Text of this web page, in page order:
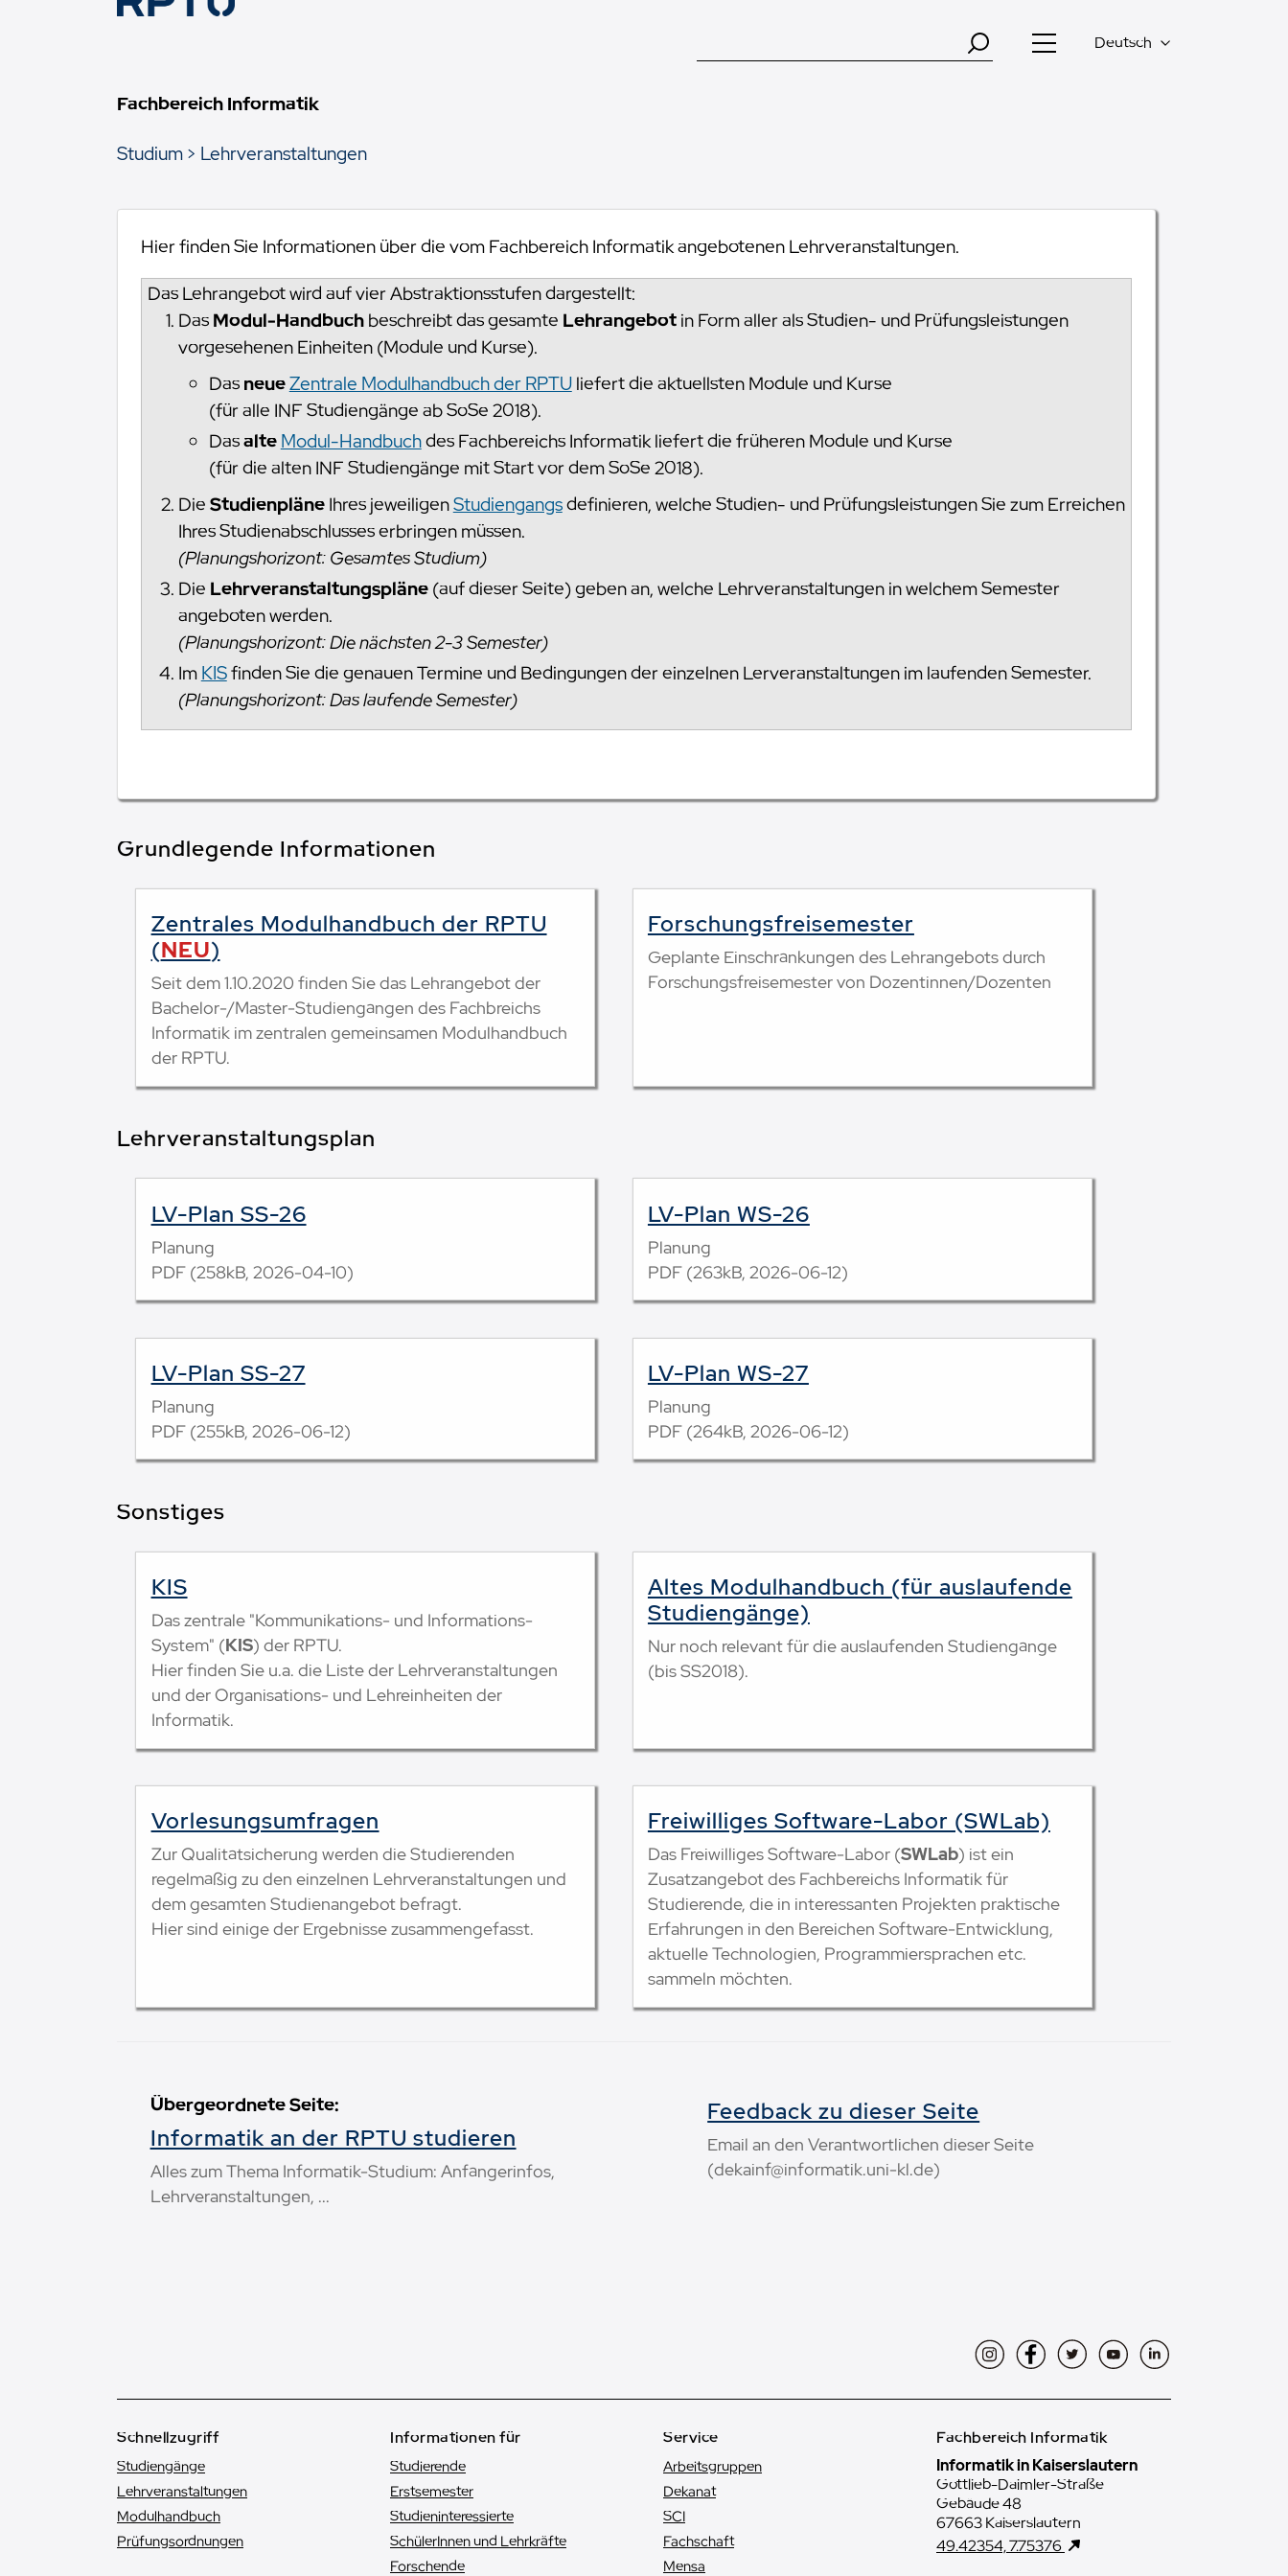
Deutsch
Fachbereich Informatik
Studium
Lehrveranstaltungen
Hier finden Sie Informationen über die vom Fachbereich Informatik angebotenen Lehrveranstaltungen.
Das Lehrangebot wird auf vier Abstraktionsstufen dargestellt:
DasModul-Handbuchbeschreibt das gesamte Lehrangebotin Form aller als Studien- und Prüfungsleistungen
vorgesehenen Einheiten (Module und Kurse).
DasneueZentrale Modulhandbuch der RPTUliefert die aktuellsten Module und Kurse
(für alle INF Studiengänge ab SoSe 2018).
Dasalte Modul-Handbuchdes Fachbereichs Informatik liefert die früheren Module und Kurse
(für die alten INF Studiengänge mit Start vor dem SoSe 2018).
DieStudienpläneIhres jeweiligenStudiengangsdefinieren, welche Studien- und Prüfungsleistungen Sie zum Erreichen
Ihres Studienabschlusses erbringen müssen.
(Planungshorizont: Gesamtes Studium)
Die Lehrveranstaltungspläne(auf dieser Seite) geben an, welche Lehrveranstaltungen in welchem Semester
angeboten werden.
(Planungshorizont: Die nächsten 2-3 Semester)
ImKISfinden Sie die genauen Termine und Bedingungen der einzelnen Lerveranstaltungen im laufenden Semester.
(Planungshorizont: Das laufende Semester)
Grundlegende Informationen
Zentrales Modulhandbuch der RPTU
(NEU)
Seit dem 1.10.2020 finden Sie das Lehrangebot der
Bachelor-/Master-Studiengängen des Fachbreichs
Informatik im zentralen gemeinsamen Modulhandbuch
der RPTU.
Forschungsfreisemester
Geplante Einschränkungen des Lehrangebots durch
Forschungsfreisemester von Dozentinnen/Dozenten
Lehrveranstaltungsplan
LV-Plan SS-26
Planung
PDF (258kB, 2026-04-10)
LV-Plan WS-26
Planung
PDF (263kB, 2026-06-12)
LV-Plan SS-27
Planung
PDF (255kB, 2026-06-12)
LV-Plan WS-27
Planung
PDF (264kB, 2026-06-12)
Sonstiges
KIS
Das zentrale "Kommunikations- und Informations-
System" (KIS) der RPTU.
Hier finden Sie u.a. die Liste der Lehrveranstaltungen
und der Organisations- und Lehreinheiten der
Informatik.
Altes Modulhandbuch (für auslaufende
Studiengänge)
Nur noch relevant für die auslaufenden Studiengänge
(bis SS2018).
Vorlesungsumfragen
Zur Qualitätsicherung werden die Studierenden
regelmäßig zu den einzelnen Lehrveranstaltungen und
dem gesamten Studienangebot befragt.
Hier sind einige der Ergebnisse zusammengefasst.
Freiwilliges Software-Labor (SWLab)
Das Freiwilliges Software-Labor (SWLab) ist ein
Zusatzangebot des Fachbereichs Informatik für
Studierende, die in interessanten Projekten praktische
Erfahrungen in den Bereichen Software-Entwicklung,
aktuelle Technologien, Programmiersprachen etc.
sammeln möchten.
Übergeordnete Seite:
Informatik an der RPTU studieren
Alles zum Thema Informatik-Studium: Anfängerinfos,
Lehrveranstaltungen, ...
Feedback zu dieser Seite
Email an den Verantwortlichen dieser Seite
(dekainf@informatik.uni-kl.de)
InstagramFacebookTwitterYouTubeLinkedIn
Schnellzugriff
Studiengänge
Lehrveranstaltungen
Modulhandbuch
Prüfungsordnungen
Informationen für
Studierende
Erstsemester
Studien­interessierte
SchülerInnen und Lehrkräfte
Forschende
Service
Arbeitsgruppen
Dekanat
SCI
Fachschaft
Mensa
Fachbereich Informatik
Informatik in Kaiserslautern
Gottlieb-Daimler-Straße
Gebäude 48
67663 Kaiserslautern
49.42354, 7.75376